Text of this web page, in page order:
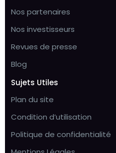
Nos partenaires
Nos investisseurs
Revues de presse
Blog
Sujets Utiles
Plan du site
Condition d’utilisation
Politique de confidentialité